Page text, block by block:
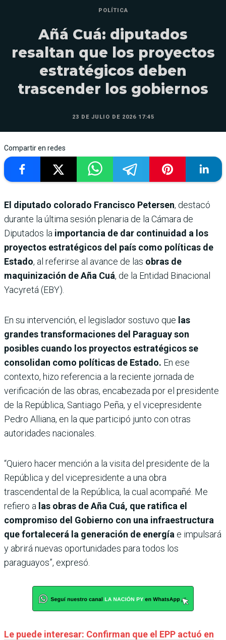
POLÍTICA
Añá Cuá: diputados
resaltan que los proyectos
estratégicos deben
trascender los gobiernos
23 DE JULIO DE 2026 17:45
Compartir en redes
El diputado colorado Francisco Petersen, destacó
durante la última sesión plenaria de la Cámara de
Diputados la importancia de dar continuidad a los
proyectos estratégicos del país como políticas de
Estado, al referirse al avance de las obras de
maquinización de Aña Cuá, de la Entidad Binacional
Yacyretá (EBY).
En su intervención, el legislador sostuvo que las
grandes transformaciones del Paraguay son
posibles cuando los proyectos estratégicos se
consolidan como políticas de Estado. En ese
contexto, hizo referencia a la reciente jornada de
verificación de las obras, encabezada por el presidente
de la República, Santiago Peña, y el vicepresidente
Pedro Alliana, en la que participó junto con otras
autoridades nacionales.
“Quiero hacer mención a la visita del presidente de la
República y del vicepresidente a una obra
trascendental de la República, la cual acompañé. Me
refiero a las obras de Aña Cuá, que ratifica el
compromiso del Gobierno con una infraestructura
que fortalecerá la generación de energía e impulsará
y abrirá nuevas oportunidades para todos los
paraguayos”, expresó.
Le puede interesar: Confirman que el EPP actuó en